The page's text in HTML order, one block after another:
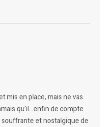
mis en place, mais ne vas
qu’il…enfin de compte
et nostalgique de